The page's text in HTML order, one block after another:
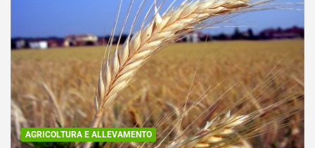
AGRICOLTURA E ALLEVAMENTO